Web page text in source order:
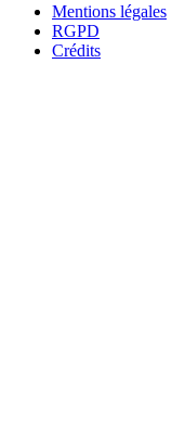
Mentions légales
RGPD
Crédits